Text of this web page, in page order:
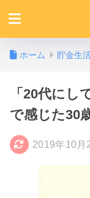
ホーム 貯金生
「20代に
で感じた30
2019年10月